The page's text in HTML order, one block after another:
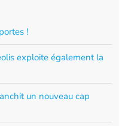
!
exploite également la
un nouveau cap